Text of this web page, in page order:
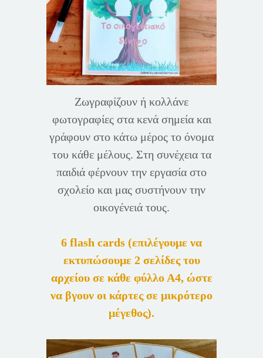
Ζωγραφίζουν ή κολλάνε
φωτογραφίες στα κενά σημεία και
γράφουν στο κάτω μέρος το όνομα
του κάθε μέλους. Στη συνέχεια τα
παιδιά φέρνουν την εργασία στο
σχολείο και μας συστήνουν την
οικογένειά τους.
6 flash cards (επιλέγουμε να
εκτυπώσουμε 2 σελίδες του
αρχείου σε κάθε φύλλο Α4, ώστε
να βγουν οι κάρτες σε μικρότερο
μέγεθος).